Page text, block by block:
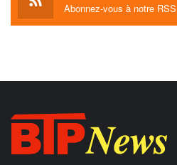
Abonnez-vous à notre RSS